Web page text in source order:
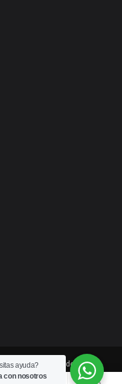
derechos reservados. |
ayuda?
con nosotros